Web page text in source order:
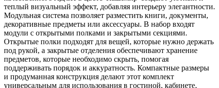
теплый визуальный эффект, добавляя интерьеру элегантности.
Модульная система позволяет разместить книги, документы,
декоративные предметы или аксессуары. В набор входят
модули с открытыми полками и закрытыми секциями.
Открытые полки подходят для вещей, которые нужно держать
под рукой, а закрытые отделения обеспечивают хранение
предметов, которые необходимо скрыть, помогая
поддерживать порядок и аккуратность. Компактные размеры
и продуманная конструкция делают этот комплект
универсальным для использования в гостиной, кабинете,